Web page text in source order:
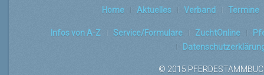
Home Aktuelles Verband Termine
Infos von A-Z Service/Formulare ZuchtOnline
© 2015